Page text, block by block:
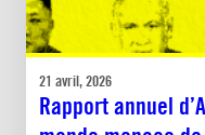
21 avril, 2026
Rapport annuel